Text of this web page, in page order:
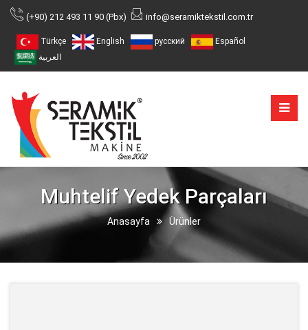
(+90) 212 493 11 90 (Pbx) info@seramiktekstil.com.tr
Türkçe English русский
Español
العربية
Muhtelif Yedek Parçaları
Anasayfa Ürünler